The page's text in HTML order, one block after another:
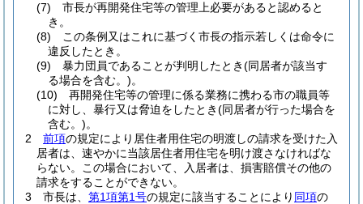
(7)
市長が再開発住宅等の管理上必要があると認めると
き。
(8)
この条例又はこれに基づく市長の指示若しくは命令に
違反したとき。
(9)
暴力団員であることが判明したとき(同居者が該当す
る場合を含む。)。
(10)
再開発住宅等の管理に係る業務に携わる市の職員等
に対し、暴行又は脅迫をしたとき(同居者が行った場合を
含む。)。
2
前項の規定により居住者用住宅の明渡しの請求を受けた入
居者は、速やかに当該居住者用住宅を明け渡さなければな
らない。
この場合において、入居者は、損害賠償その他の
請求をすることができない。
3
市長は、 第1項第1号の規定に該当することにより 同項の